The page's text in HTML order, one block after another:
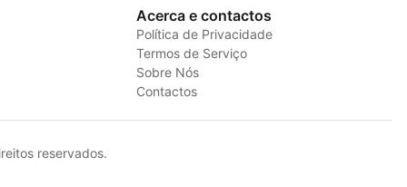
Acerca e contactos
Política de Privacidade
Termos de Serviço
Sobre Nós
Contactos
reservados.